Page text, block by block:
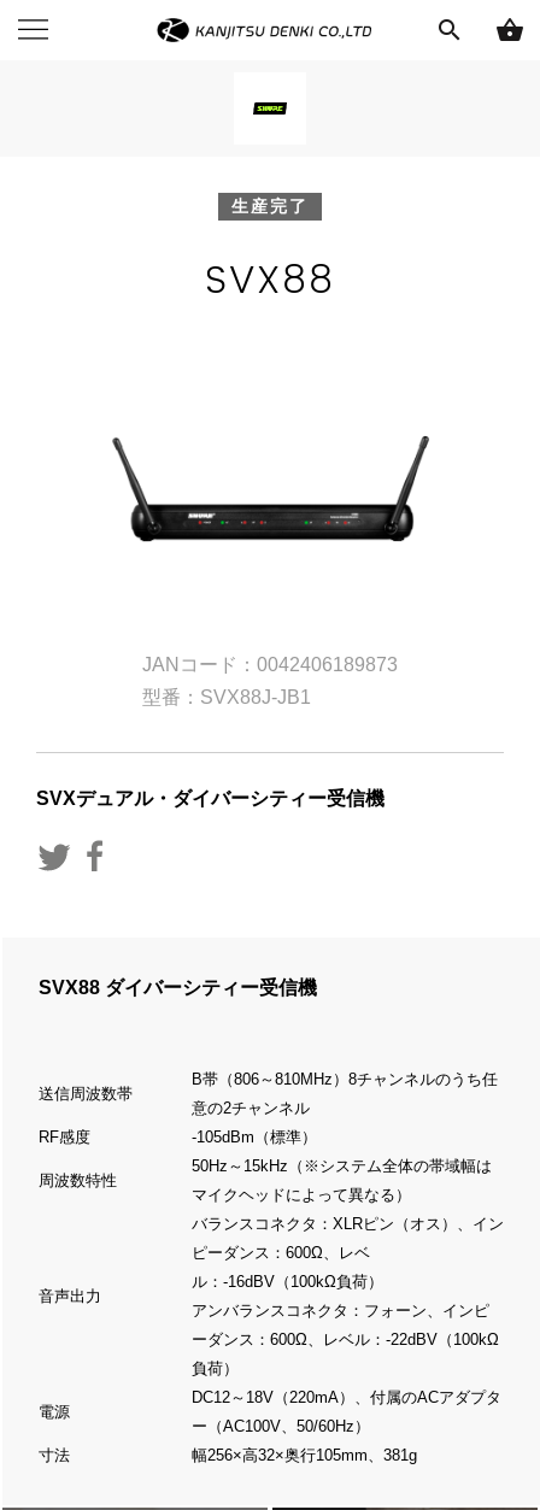
search shopping_basket
生産完了
SVX88
JANコード：0042406189873
型番：SVX88J-JB1
SVXデュアル・ダイバーシティー受信機
SVX88 ダイバーシティー受信機
送信周波数帯
B帯（806～810MHz）8チャンネルのうち任
意の2チャンネル
RF感度
-105dBm（標準）
周波数特性
50Hz～15kHz（※システム全体の帯域幅は
マイクヘッドによって異なる）
音声出力
バランスコネクタ：XLRピン（オス）、イン
ピーダンス：600Ω、レベ
ル：-16dBV（100kΩ負荷）
アンバランスコネクタ：フォーン、インピ
ーダンス：600Ω、レベル：-22dBV（100kΩ
負荷）
電源
DC12～18V（220mA）、付属のACアダプタ
ー（AC100V、50/60Hz）
寸法
幅256×高32×奥行105mm、381g